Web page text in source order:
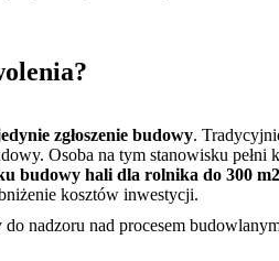
zgłoszenie budowy.
Osoba na tym stanowisku pełni
budowy hali dla rolnika do 300
kosztów inwestycji.
nadzoru nad procesem